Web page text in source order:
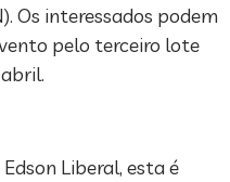
Os interessados podem
pelo terceiro lote
Liberal, esta é